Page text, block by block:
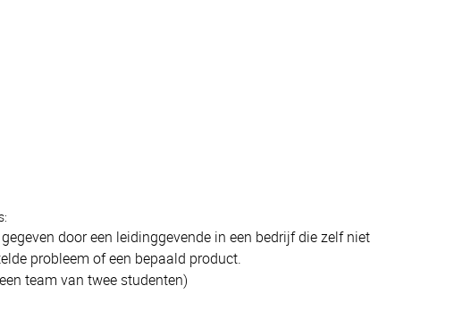
door een leidinggevende in een bedrijf die zelf niet
probleem of een bepaald product.
team van twee studenten)